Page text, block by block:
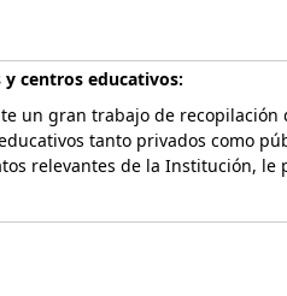
centros educativos:
un gran trabajo de
tanto privados como
relevantes de la Institución, le